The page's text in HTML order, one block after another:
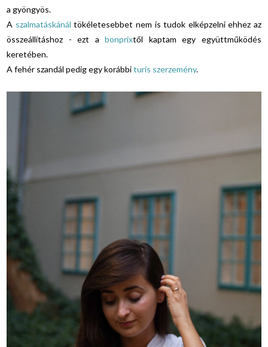
a gyöngyös.
A szalmatáskánál tökéletesebbet nem is tudok elképzelni ehhez az
összeállításhoz - ezt abonprixtől kaptam egy együttműködés
keretében.
A fehér szandál pedig egy korábbituris szerzemény.